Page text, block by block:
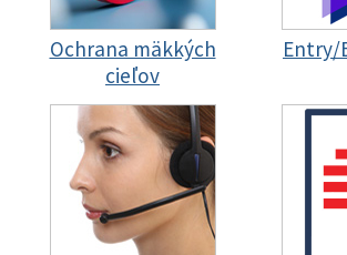
Ochrana mäkkých
cieľov
Entry/